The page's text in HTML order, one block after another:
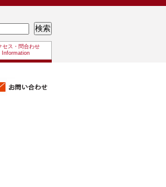
セス・問合わせ
Information